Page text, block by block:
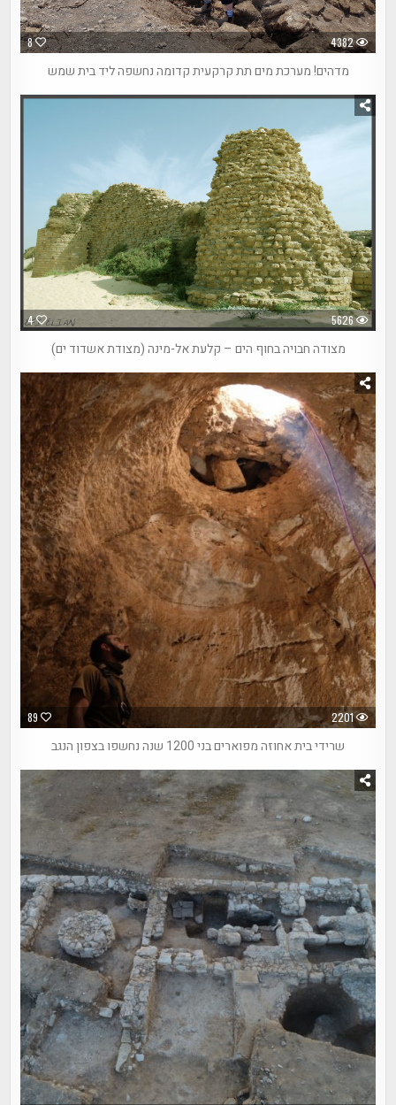
8 4382
מדהים! מערכת מים תת קרקעית קדומה נחשפה ליד בית שמש
4 5626
מצודה חבויה בחוף הים – קלעת אל-מינה (מצודת אשדוד ים)
89 2201
שרידי בית אחוזה מפוארים בני 1200 שנה נחשפו בצפון הנגב